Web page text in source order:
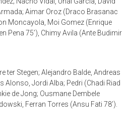
Aimar Oroz (Draco Brasanac
Moncayola, Moi Gomez (Enrique
Pena 75’), Chimy Avila (Ante Budimir
ter Stegen; Alejandro Balde, Andreas
Alonso, Jordi Alba; Pedri (Chadi Riad
de Jong; Ousmane Dembele
Ferran Torres (Ansu Fati 78’).